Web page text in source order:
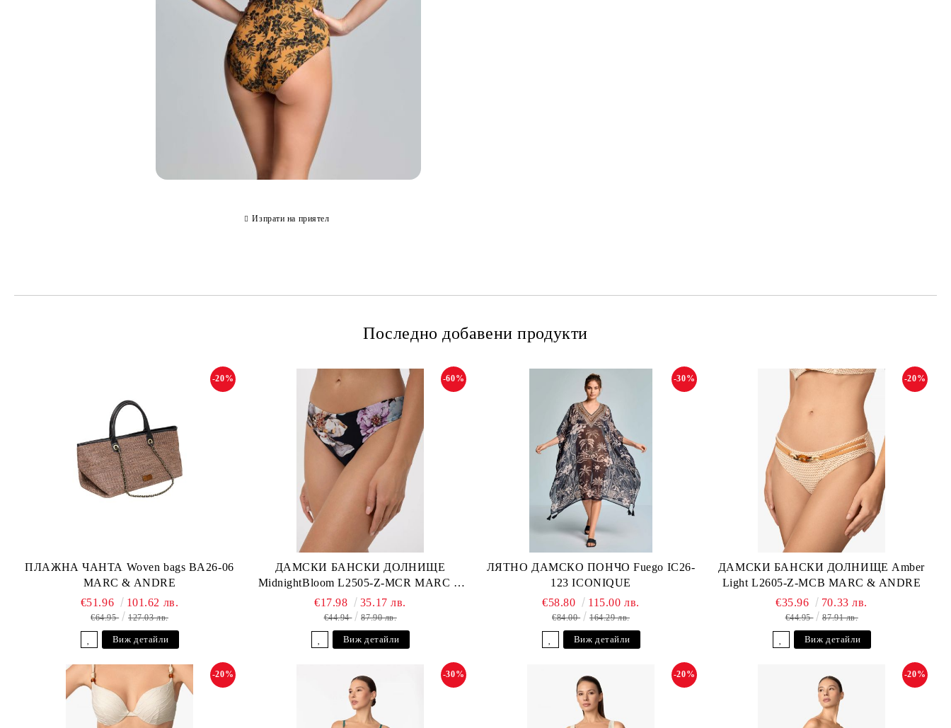
Изпрати на приятел
Последно добавени продукти
ПЛАЖНА ЧАНТА Woven bags BA26-06
MARC & ANDRE
-20%
€51.96 101.62 лв.
€64.95 127.03 лв.
Виж детайли
ДАМСКИ БАНСКИ ДОЛНИЩЕ
MidnightBloom L2505-Z-MCR MARC &
ANDRE
-60%
€17.98 35.17 лв.
€44.94 87.90 лв.
Виж детайли
ЛЯТНО ДАМСКО ПОНЧО Fuego IC26-
123 ICONIQUE
-30%
€58.80 115.00 лв.
€84.00 164.29 лв.
Виж детайли
ДАМСКИ БАНСКИ ДОЛНИЩЕ Amber
Light L2605-Z-MCB MARC & ANDRE
-20%
€35.96 70.33 лв.
€44.95 87.91 лв.
Виж детайли
-20% -30% -20% -20%